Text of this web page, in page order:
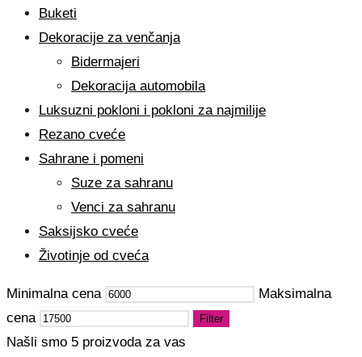
Buketi
Dekoracije za venčanja
Bidermajeri
Dekoracija automobila
Luksuzni pokloni i pokloni za najmilije
Rezano cveće
Sahrane i pomeni
Suze za sahranu
Venci za sahranu
Saksijsko cveće
Životinje od cveća
Minimalna cena
Maksimalna
cena
Filter
Našli smo 5 proizvoda za vas